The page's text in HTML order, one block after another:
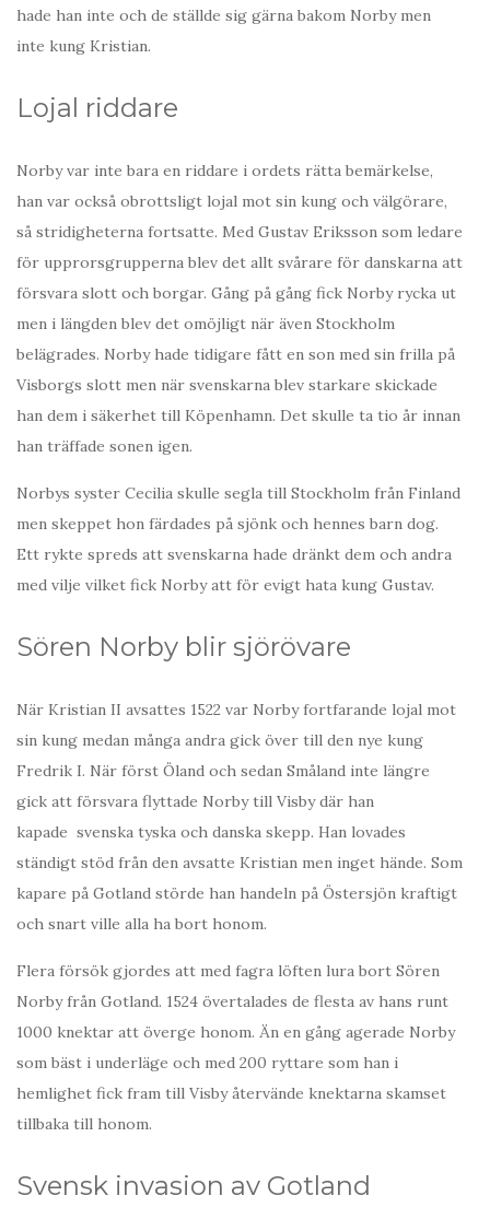
hade han inte och de ställde sig gärna bakom Norby men
inte kung Kristian.
Lojal riddare
Norby var inte bara en riddare i ordets rätta bemärkelse,
han var också obrottsligt lojal mot sin kung och välgörare,
så stridigheterna fortsatte. Med Gustav Eriksson som ledare
för upprorsgrupperna blev det allt svårare för danskarna att
försvara slott och borgar. Gång på gång fick Norby rycka ut
men i längden blev det omöjligt när även Stockholm
belägrades. Norby hade tidigare fått en son med sin frilla på
Visborgs slott men när svenskarna blev starkare skickade
han dem i säkerhet till Köpenhamn. Det skulle ta tio år innan
han träffade sonen igen.
Norbys syster Cecilia skulle segla till Stockholm från Finland
men skeppet hon färdades på sjönk och hennes barn dog.
Ett rykte spreds att svenskarna hade dränkt dem och andra
med vilje vilket fick Norby att för evigt hata kung Gustav.
Sören Norby blir sjörövare
När Kristian II avsattes 1522 var Norby fortfarande lojal mot
sin kung medan många andra gick över till den nye kung
Fredrik I. När först Öland och sedan Småland inte längre
gick att försvara flyttade Norby till Visby där han
kapade svenska tyska och danska skepp. Han lovades
ständigt stöd från den avsatte Kristian men inget hände. Som
kapare på Gotland störde han handeln på Östersjön kraftigt
och snart ville alla ha bort honom.
Flera försök gjordes att med fagra löften lura bort Sören
Norby från Gotland. 1524 övertalades de flesta av hans runt
1000 knektar att överge honom. Än en gång agerade Norby
som bäst i underläge och med 200 ryttare som han i
hemlighet fick fram till Visby återvände knektarna skamset
tillbaka till honom.
Svensk invasion av Gotland